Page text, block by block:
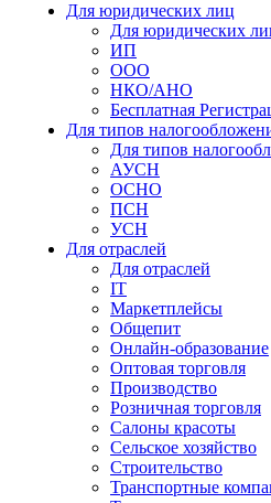
Для юридических лиц
Для юридических
ИП
ООО
НКО/АНО
Бесплатная
Для типов
Для типов
АУСН
ОСНО
ПСН
УСН
Для отраслей
Для отраслей
IT
Маркетплейсы
Общепит
Онлайн-образование
Оптовая торговля
Производство
Розничная торговля
Салоны красоты
Сельское хозяйство
Строительство
Транспортные